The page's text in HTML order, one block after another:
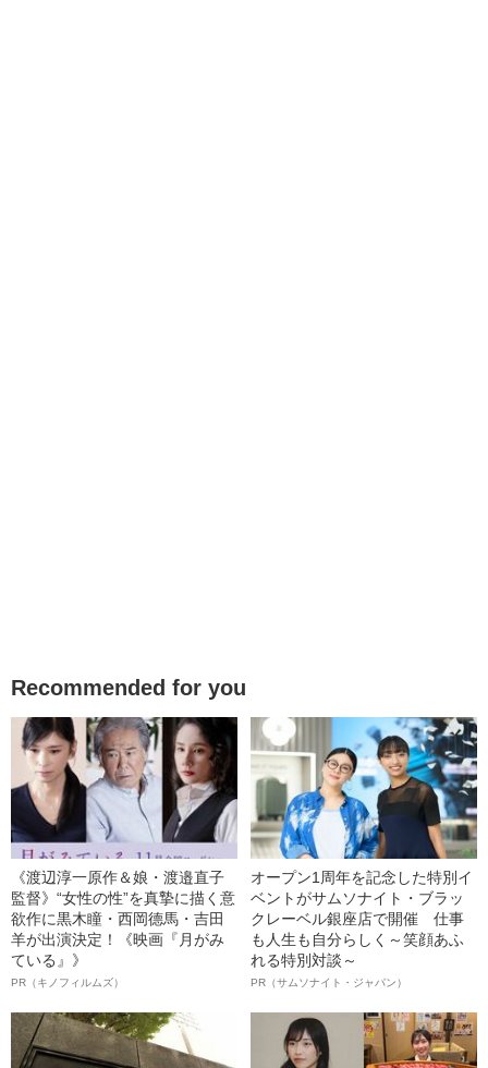
Recommended for you
《渡辺淳一原作＆娘・渡邉直子
監督》“女性の性”を真摯に描く意
欲作に黒木瞳・西岡德馬・吉田
羊が出演決定！《映画『月がみ
ている』》
PR（キノフィルムズ）
オープン1周年を記念した特別イ
ベントがサムソナイト・ブラッ
クレーベル銀座店で開催 仕事
も人生も自分らしく～笑顔あふ
れる特別対談～
PR（サムソナイト・ジャパン）